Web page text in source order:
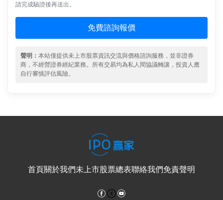
請完成驗證後再送出。
免費諮詢報價
聲明： 本站僅提供未上市股票資訊交流與價格諮詢服務，並非證券
商，不經營證券經紀業務。所有交易均為私人間協議轉讓，投資人應
自行審慎評估風險。
首頁關於我們未上市股票總表聯絡我們免責聲明
Facebook